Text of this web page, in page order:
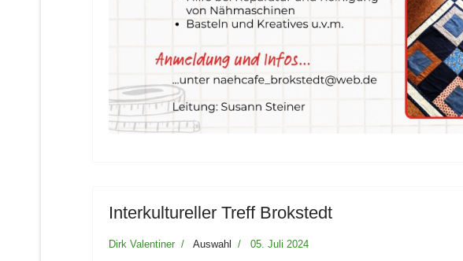
Interkultureller Treff Brokstedt
Dirk Valentiner Auswahl 05. Juli 2024